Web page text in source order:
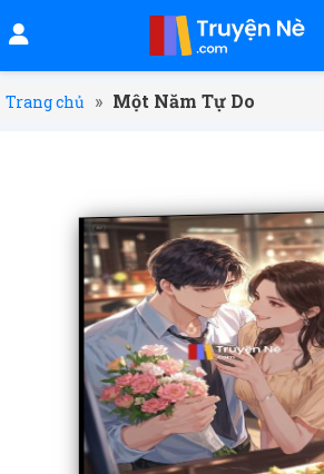
Trang chủ » Một Năm Tự Do